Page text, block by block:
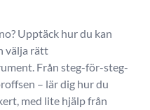
Upptäck hur du kan
välja rätt
Från steg-för-steg-
– lär dig hur du
med lite hjälp från